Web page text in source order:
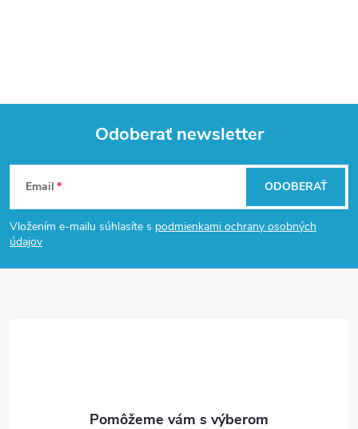
Z
á
p
Odoberať newsletter
Email
Vložením e-mailu súhlasíte s podmienkami ochrany osobných
údajov
ODOBERAŤ